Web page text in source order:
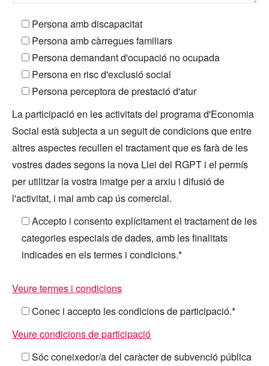
Persona amb discapacitat
Persona amb càrregues familiars
Persona demandant d'ocupació no ocupada
Persona en risc d'exclusió social
Persona perceptora de prestació d'atur
La participació en les activitats del programa d'Economia
Social està subjecta a un seguit de condicions que entre
altres aspectes recullen el tractament que es farà de les
vostres dades segons la nova Llei del RGPT i el permís
per utilitzar la vostra imatge per a arxiu i difusió de
l'activitat, i mai amb cap ús comercial.
Accepto i consento explícitament el tractament de les
categories especials de dades, amb les finalitats
indicades en els termes i condicions.*
Veure termes i condicions
Conec i accepto les condicions de participació.*
Veure condicions de participació
Sóc coneixedor/a del caràcter de subvenció pública